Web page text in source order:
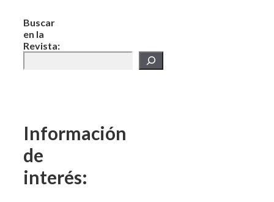
Buscar
en la
Revista:
Información
de
interés: